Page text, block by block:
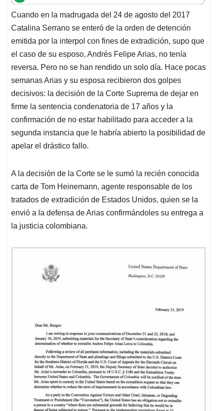
t
s
A
p
p
e
b
o
o
k
k
e
d
I
n
i
l
e
a
d
s
Cuando en la madrugada del 24 de agosto del 2017
Catalina Serrano se enteró de la orden de detención
emitida por la interpol con fines de extradición, supo que
el caso de su esposo, Andrés Felipe Arias, no tenía
reversa. Pero no se han rendido un solo día. Hace pocas
semanas Arias y su esposa recibieron dos golpes
decisivos: la decisión de la Corte Suprema de dejar en
firme la sentencia condenatoria de 17 años y la
confirmación de no estar habilitado para acceder a la
segunda instancia que le habría abierto la posibilidad de
apelar el drástico fallo.
A la decisión de la Corte se le sumó la recién conocida
carta de Tom Heinemann, agente responsable de los
tratados de extradición de Estados Unidos, quien se la
envió a la defensa de Arias confirmándoles su entrega a
la justicia colombiana.